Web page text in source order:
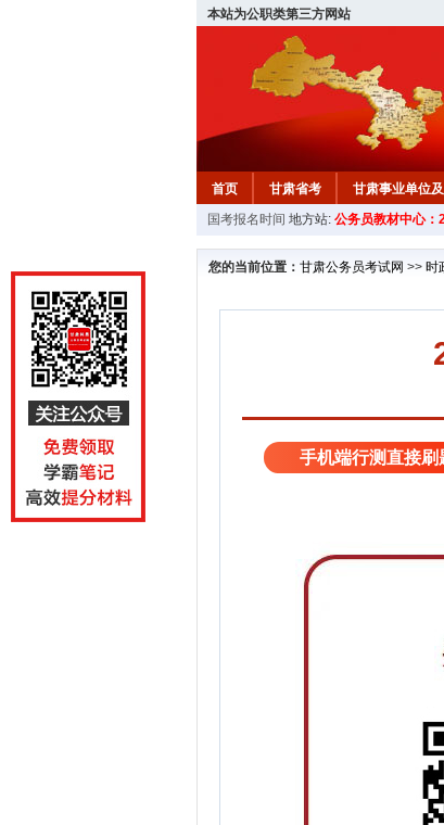
本站为公职类第三方网站
首页 甘肃省考 甘肃事业单位
国考报名时间 地方站: 公务员教材中心：
您的当前位置： 甘肃公务员考试网 >> 时
手机端行测直接刷